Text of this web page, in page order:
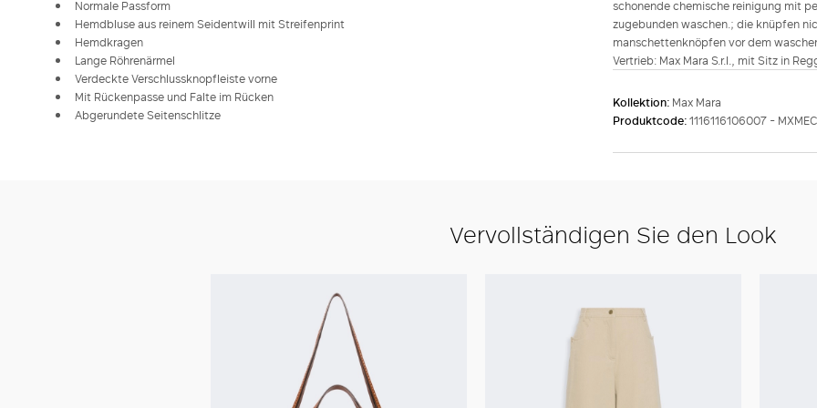
Normale Passform
Hemdbluse aus reinem Seidentwill mit Streifenprint
Hemdkragen
Lange Röhrenärmel
Verdeckte Verschlussknopfleiste vorne
Mit Rückenpasse und Falte im Rücken
Abgerundete Seitenschlitze
schonende chemische reinigung mit
zugebunden waschen.; die knüpfen
manschettenknöpfen vor dem
Vertrieb: Max Mara S.r.l., mit Sitz in
Kollektion: Max Mara
Produktcode:1116116106007 -
Vervollständigen Sie den Look